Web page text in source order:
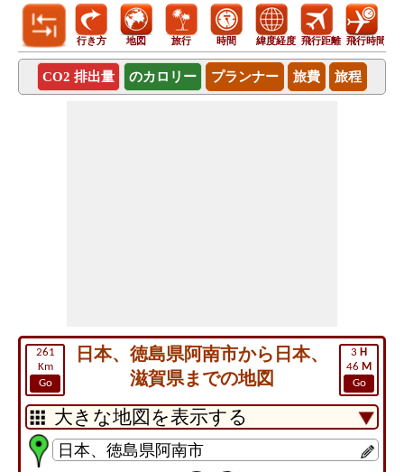
行き方 地図 旅行 時間 緯度経度 飛行距離 飛行時間
CO2 排出量 のカロリー プランナー 旅費 旅程
261
Km
Go
3 H
46 M
Go
日本、徳島県阿南市から日本、
滋賀県までの地図